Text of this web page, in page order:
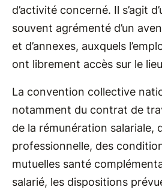
d’activité concerné. Il s’agit
souvent agrémenté d’un
et d’annexes, auxquels
ont librement accès sur le
La convention collective
notamment du contrat de
de la rémunération salariale,
professionnelle, des
mutuelles santé
salarié, les dispositions